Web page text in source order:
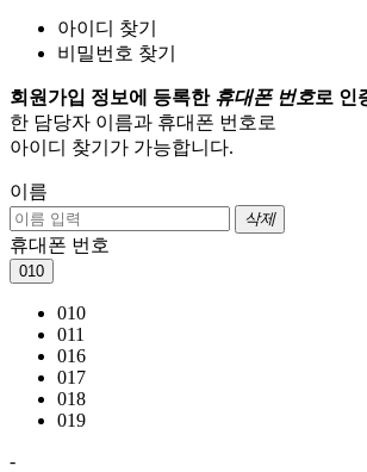
아이디 찾기
비밀번호 찾기
회원가입 정보에 등록한 휴대폰 번호로 인
한 담당자 이름과 휴대폰 번호로
아이디 찾기가 가능합니다.
이름
삭제
휴대폰 번호
010
010
011
016
017
018
019
-